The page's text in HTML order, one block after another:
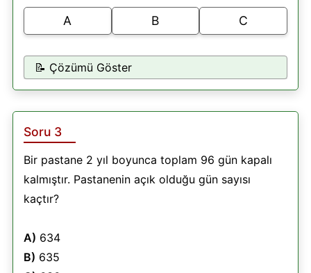
A B C
📝 Çözümü Göster
Soru 3
Bir pastane 2 yıl boyunca toplam 96 gün kapalı
kalmıştır. Pastanenin açık olduğu gün sayısı
kaçtır?
A) 634
B) 635